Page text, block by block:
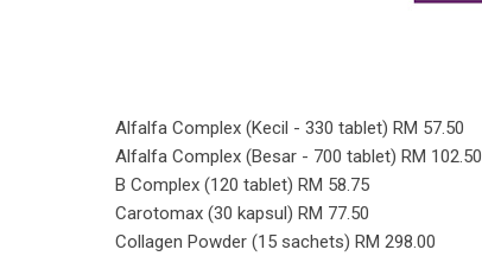
Alfalfa Complex (Kecil - 330 tablet) RM 57.50
Alfalfa Complex (Besar - 700 tablet) RM 102.50
B Complex (120 tablet) RM 58.75
Carotomax (30 kapsul) RM 77.50
Collagen Powder (15 sachets) RM 298.00